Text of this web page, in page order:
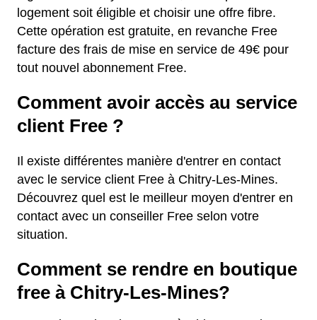
logement soit éligible et choisir une offre fibre.
Cette opération est gratuite, en revanche Free
facture des frais de mise en service de 49€ pour
tout nouvel abonnement Free.
Comment avoir accès au service
client Free ?
Il existe différentes manière d'entrer en contact
avec le service client Free à Chitry-Les-Mines.
Découvrez quel est le meilleur moyen d'entrer en
contact avec un conseiller Free selon votre
situation.
Comment se rendre en boutique
free à Chitry-Les-Mines?